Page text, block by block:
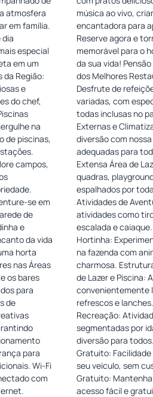
atmosfera
em família.
especial
em um
da Região:
e
do chef,
na
de piscinas,
campos,
se em
de
e
da vida
horta
nas Áreas
os bares
para
de
para
Wi-Fi
com
música ao vivo,
encantadora para
Reserve agora e
memorável para o
da sua vida!
dos Melhores
Desfrute de
variadas, com
todas inclusas no
Externas e
diversão com
adequadas para
Extensa Área de
quadras,
espalhados por
Atividades de
atividades como
escalada e
Hortinha:
na fazenda com
charmosa.
de Lazer e Piscina:
convenientemente
refrescos e
Recreação:
segmentadas por
diversão para
Gratuito:
seu veículo, sem
Gratuito:
acesso fácil e